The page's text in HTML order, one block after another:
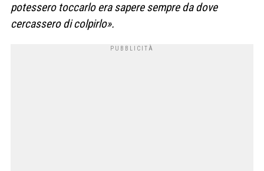
potessero toccarlo era sapere sempre da dove
cercassero di colpirlo».